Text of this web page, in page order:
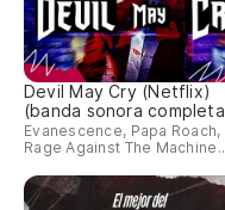
Devil May Cry (Netflix)
(banda sonora
Evanescence, Papa Roach,
Rage Against The